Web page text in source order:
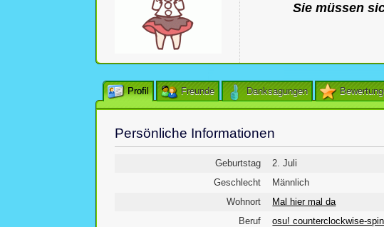
Sie müssen
Profil Freunde Danksagungen
Persönliche Informationen
Geburtstag
2. Juli
Geschlecht
Männlich
Wohnort
Mal hier mal da
Beruf
osu! counterclockwise-